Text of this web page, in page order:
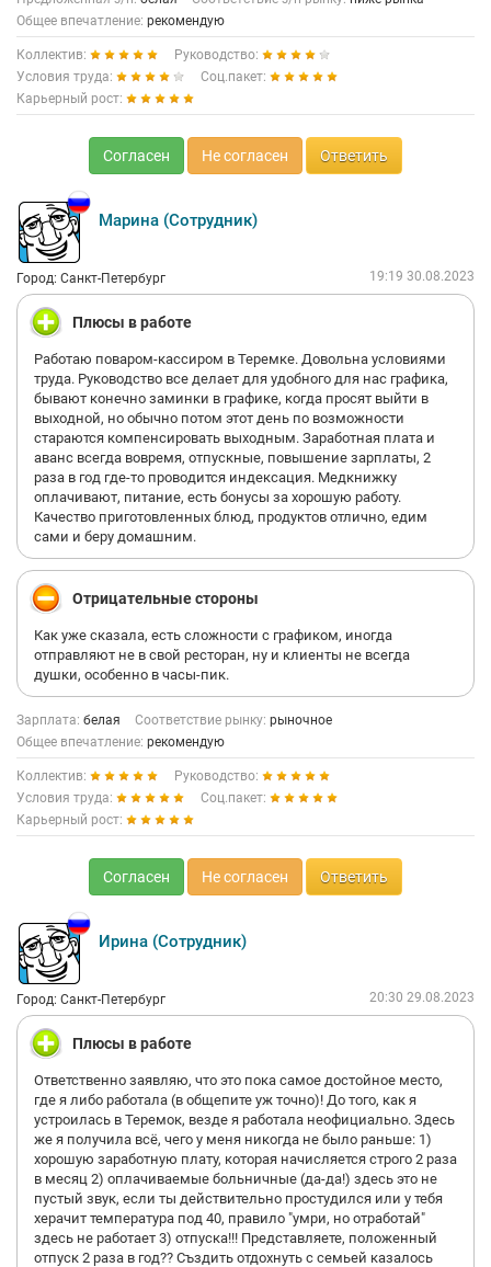
Общее впечатление: рекомендую
Коллектив:
Руководство:
Условия труда:
Соц.пакет:
Карьерный рост:
Согласен Не согласен Ответить
Марина (Сотрудник)
Город: Санкт-Петербург 19:19 30.08.2023
Плюсы в работе
Работаю поваром-кассиром в Теремке. Довольна условиями
труда. Руководство все делает для удобного для нас графика,
бывают конечно заминки в графике, когда просят выйти в
выходной, но обычно потом этот день по возможности
стараются компенсировать выходным. Заработная плата и
аванс всегда вовремя, отпускные, повышение зарплаты, 2
раза в год где-то проводится индексация. Медкнижку
оплачивают, питание, есть бонусы за хорошую работу.
Качество приготовленных блюд, продуктов отлично, едим
сами и беру домашним.
Отрицательные стороны
Как уже сказала, есть сложности с графиком, иногда
отправляют не в свой ресторан, ну и клиенты не всегда
душки, особенно в часы-пик.
Зарплата: белая Соответствие рынку: рыночное
Общее впечатление: рекомендую
Коллектив:
Руководство:
Условия труда:
Соц.пакет:
Карьерный рост:
Согласен Не согласен Ответить
Ирина (Сотрудник)
Город: Санкт-Петербург 20:30 29.08.2023
Плюсы в работе
Ответственно заявляю, что это пока самое достойное место,
где я либо работала (в общепите уж точно)! До того, как я
устроилась в Теремок, везде я работала неофициально. Здесь
же я получила всё, чего у меня никогда не было раньше: 1)
хорошую заработную плату, которая начисляется строго 2 раза
в месяц 2) оплачиваемые больничные (да-да!) здесь это не
пустый звук, если ты действительно простудился или у тебя
херачит температура под 40, правило "умри, но отработай"
здесь не работает 3) отпуска!!! Представляете, положенный
отпуск 2 раза в год?? Създить отдохнуть с семьей казалось